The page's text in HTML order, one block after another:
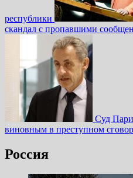
республики
скандал с пропавшими
Суд
виновным в преступном
Россия